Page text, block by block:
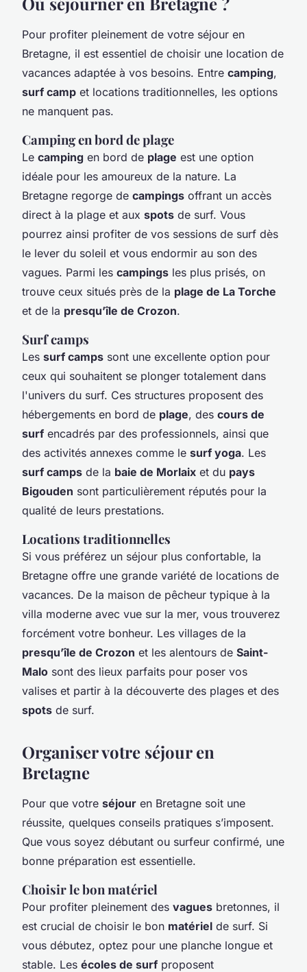
Pour profiter pleinement de votre séjour en
Bretagne, il est essentiel de choisir une location de
vacances adaptée à vos besoins. Entre camping,
surf camp et locations traditionnelles, les options
ne manquent pas.
Camping en bord de plage
Le camping en bord de plage est une option
idéale pour les amoureux de la nature. La
Bretagne regorge de campings offrant un accès
direct à la plage et aux spots de surf. Vous
pourrez ainsi profiter de vos sessions de surf dès
le lever du soleil et vous endormir au son des
vagues. Parmi les campings les plus prisés, on
trouve ceux situés près de la plage de La Torche
et de la presqu’île de Crozon.
Surf camps
Les surf camps sont une excellente option pour
ceux qui souhaitent se plonger totalement dans
l'univers du surf. Ces structures proposent des
hébergements en bord de plage, des cours de
surf encadrés par des professionnels, ainsi que
des activités annexes comme le surf yoga. Les
surf camps de la baie de Morlaix et du pays
Bigouden sont particulièrement réputés pour la
qualité de leurs prestations.
Locations traditionnelles
Si vous préférez un séjour plus confortable, la
Bretagne offre une grande variété de locations de
vacances. De la maison de pêcheur typique à la
villa moderne avec vue sur la mer, vous trouverez
forcément votre bonheur. Les villages de la
presqu’île de Crozon et les alentours de Saint-
Malo sont des lieux parfaits pour poser vos
valises et partir à la découverte des plages et des
spots de surf.
Organiser votre séjour en
Bretagne
Pour que votre séjour en Bretagne soit une
réussite, quelques conseils pratiques s’imposent.
Que vous soyez débutant ou surfeur confirmé, une
bonne préparation est essentielle.
Choisir le bon matériel
Pour profiter pleinement des vagues bretonnes, il
est crucial de choisir le bon matériel de surf. Si
vous débutez, optez pour une planche longue et
stable. Les écoles de surf proposent